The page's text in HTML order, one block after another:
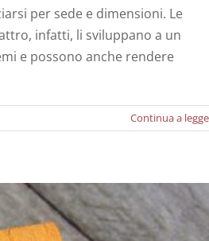
per sede e dimensioni. Le
infatti, li sviluppano a un
e possono anche rendere
Continua a